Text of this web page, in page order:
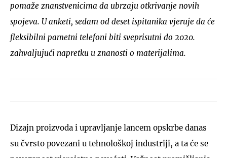
pomaže znanstvenicima da ubrzaju otkrivanje novih
spojeva. U anketi, sedam od deset ispitanika vjeruje da će
fleksibilni pametni telefoni biti sveprisutni do 2020.
zahvaljujući napretku u znanosti o materijalima.
Dizajn proizvoda i upravljanje lancem opskrbe danas
su čvrsto povezani u tehnološkoj industriji, a ta će se